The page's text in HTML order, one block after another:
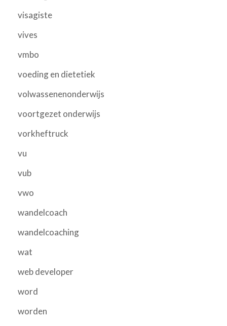
visagiste
vives
vmbo
voeding en dietetiek
volwassenenonderwijs
voortgezet onderwijs
vorkheftruck
vu
vub
vwo
wandelcoach
wandelcoaching
wat
web developer
word
worden